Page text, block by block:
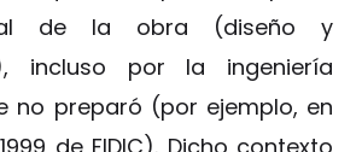
de la obra (diseño y
incluso por la ingeniería
no preparó (por ejemplo, en